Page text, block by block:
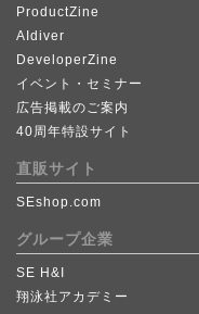
ProductZine
AIdiver
DeveloperZine
イベント・セミナー
広告掲載のご案内
40周年特設サイト
直販サイト
SEshop.com
グループ企業
SE H&I
翔泳社アカデミー